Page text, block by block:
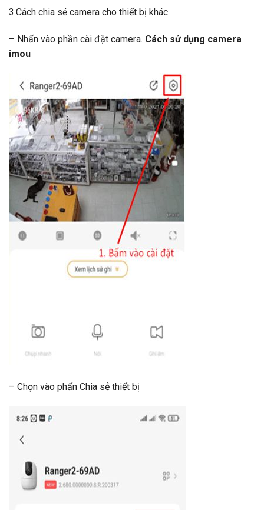
3.Cách chia sẻ camera cho thiết bị khác
– Nhấn vào phần cài đặt camera. Cách sử dụng camera
imou
– Chọn vào phấn Chia sẻ thiết bị